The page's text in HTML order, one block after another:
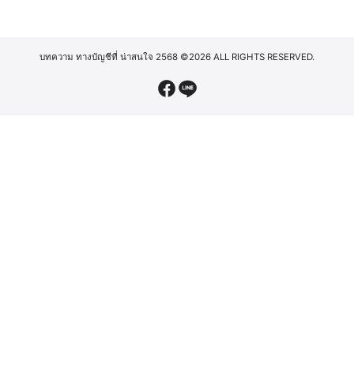
บทความ ทางบัญชีที่ น่าสนใจ 2568 ©2026 ALL RIGHTS RESERVED.